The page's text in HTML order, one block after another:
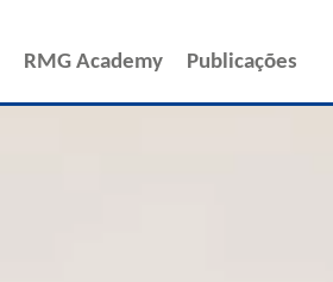
ESPAÑOL
RMG Academy Publicações